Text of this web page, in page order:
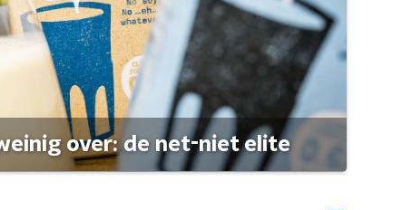
over: de net-niet elite